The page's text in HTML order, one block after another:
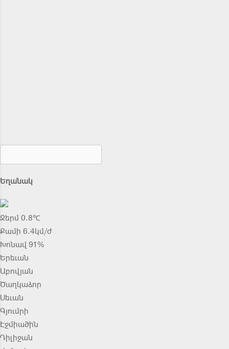
Եղանակ
Ջերմ 0.8℃
Քամի 6.4կմ/ժ
Խոնավ 91%
Երեւան
Աբովյան
Ծաղկաձոր
Սեւան
Գյումրի
Էջմիածին
Դիլիջան